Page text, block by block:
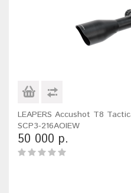
LEAPERS Accushot T8
SCP3-216AOIEW
50 000 р.